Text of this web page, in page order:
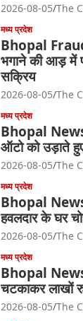
2026-08-05 The
मध्य प्रदेश
Bhopal
भगाने की आड़ में
सक्रिय
2026-08-05 The
मध्य प्रदेश
Bhopal
ऑटो को उड़ाते
2026-08-05 The
मध्य प्रदेश
Bhopal
हवलदार के घर
2026-08-05 The
मध्य प्रदेश
Bhopal
चटकाकर लाखों
2026-08-05 The